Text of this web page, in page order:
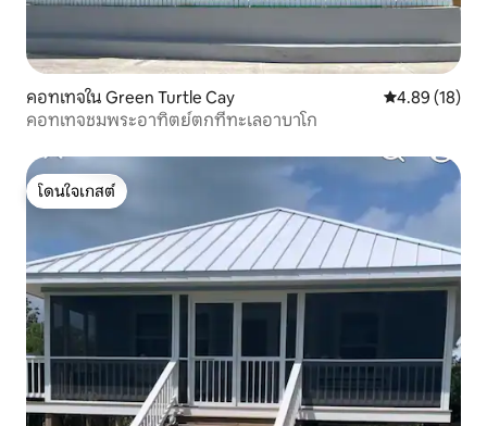
คอทเทจใน Green Turtle Cay คะแนนเฉลี่ย
4.89 (18)
คอทเทจชมพระอาทิตย์ตกที่ทะเลอาบาโก
โดนใจเกสต์
โดนใจเกสต์